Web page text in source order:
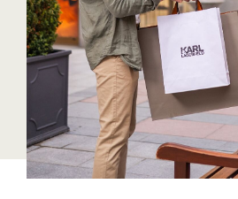
Gardena
Gas Connect Austria
GBV - Verband
Bauvereinigungen
Getzner
ikp Salzburg